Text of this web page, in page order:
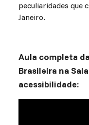
peculiaridades que
Janeiro.
Aula completa
Brasileira na
acessibilidade: